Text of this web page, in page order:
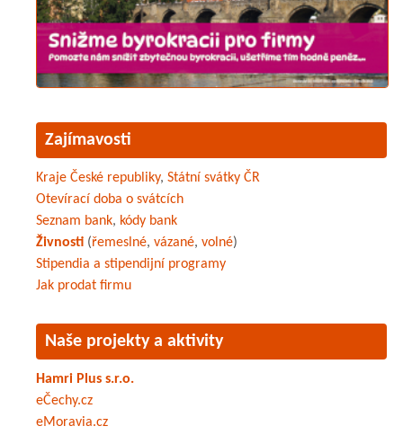
Zajímavosti
Kraje České republiky, Státní svátky ČR
Otevírací doba o svátcích
Seznam bank, kódy bank
Živnosti (řemeslné, vázané, volné)
Stipendia a stipendijní programy
Jak prodat firmu
Naše projekty a aktivity
Hamri Plus s.r.o.
eČechy.cz
eMoravia.cz